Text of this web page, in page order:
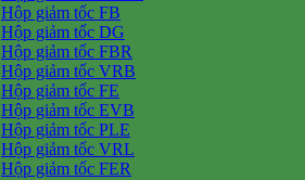
Hộp giảm tốc FB
Hộp giảm tốc DG
Hộp giảm tốc FBR
Hộp giảm tốc VRB
Hộp giảm tốc FE
Hộp giảm tốc EVB
Hộp giảm tốc PLE
Hộp giảm tốc VRL
Hộp giảm tốc FER